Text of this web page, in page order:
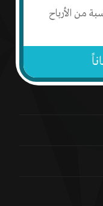
من الأرباح